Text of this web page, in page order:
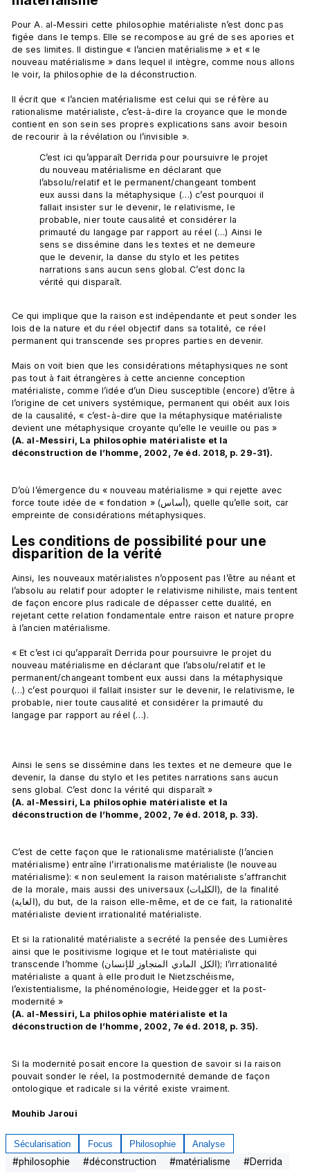
Pour A. al-Messiri cette philosophie matérialiste n’est donc pas
figée dans le temps. Elle se recompose au gré de ses apories et
de ses limites. Il distingue « l’ancien matérialisme » et « le
nouveau matérialisme » dans lequel il intègre, comme nous allons
le voir, la philosophie de la déconstruction.
Il écrit que « l’ancien matérialisme est celui qui se réfère au
rationalisme matérialiste, c’est-à-dire la croyance que le monde
contient en son sein ses propres explications sans avoir besoin
C’est ici qu’apparaît Derrida pour poursuivre le projet
du nouveau matérialisme en déclarant que
l’absolu/relatif et le permanent/changeant tombent
eux aussi dans la métaphysique (…) c’est pourquoi il
fallait insister sur le devenir, le relativisme, le
probable, nier toute causalité et considérer la
primauté du langage par rapport au réel (…) Ainsi le
sens se dissémine dans les textes et ne demeure
que le devenir, la danse du stylo et les petites
narrations sans aucun sens global. C’est donc la
vérité qui disparaît.
Ce qui implique que la raison est indépendante et peut sonder les
lois de la nature et du réel objectif dans sa totalité, ce réel
permanent qui transcende ses propres parties en devenir.
Mais on voit bien que les considérations métaphysiques ne sont
pas tout à fait étrangères à cette ancienne conception
matérialiste, comme l’idée d’un Dieu susceptible (encore) d’être à
l’origine de cet univers systémique, permanent qui obéit aux lois
de la causalité, « c’est-à-dire que la métaphysique matérialiste
devient une métaphysique croyante qu’elle le veuille ou pas »
(A. al-Messiri, La philosophie matérialiste et la
déconstruction de l’homme, 2002, 7e éd. 2018, p. 29-31).
D’où l’émergence du « nouveau matérialisme » qui rejette avec
force toute idée de « fondation » (أساس), quelle qu’elle soit, car
Les conditions de possibilité pour une
disparition de la vérité
Ainsi, les nouveaux matérialistes n’opposent pas l’être au néant et
l’absolu au relatif pour adopter le relativisme nihiliste, mais tentent
de façon encore plus radicale de dépasser cette dualité, en
rejetant cette relation fondamentale entre raison et nature propre
à l’ancien matérialisme.
« Et c’est ici qu’apparaît Derrida pour poursuivre le projet du
nouveau matérialisme en déclarant que l’absolu/relatif et le
permanent/changeant tombent eux aussi dans la métaphysique
(…) c’est pourquoi il fallait insister sur le devenir, le relativisme, le
probable, nier toute causalité et considérer la primauté du
langage par rapport au réel (…).
Ainsi le sens se dissémine dans les textes et ne demeure que le
devenir, la danse du stylo et les petites narrations sans aucun
sens global. C’est donc la vérité qui disparaît »
(A. al-Messiri, La philosophie matérialiste et la
déconstruction de l’homme, 2002, 7e éd. 2018, p. 33).
C’est de cette façon que le rationalisme matérialiste (l’ancien
matérialisme) entraîne l’irrationalisme matérialiste (le nouveau
matérialisme): « non seulement la raison matérialiste s’affranchit
de la morale, mais aussi des universaux (الكليات), de la finalité
(الغاية), du but, de la raison elle-même, et de ce fait, la rationalité
matérialiste devient irrationalité matérialiste.
Et si la rationalité matérialiste a secrété la pensée des Lumières
ainsi que le positivisme logique et le tout matérialiste qui
transcende l’homme (الكل المادي المتجاوز للإنسان); l’irrationalité
matérialiste a quant à elle produit le Nietzschéisme,
l’existentialisme, la phénoménologie, Heidegger et la post-
modernité »
(A. al-Messiri, La philosophie matérialiste et la
déconstruction de l’homme, 2002, 7e éd. 2018, p. 35).
Si la modernité posait encore la question de savoir si la raison
pouvait sonder le réel, la postmodernité demande de façon
ontologique et radicale si la vérité existe vraiment.
Mouhib Jaroui
Sécularisation Focus Philosophie Analyse
#philosophie #déconstruction #matérialisme #Derrida